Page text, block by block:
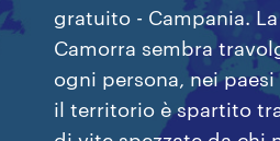
gratuito - Campania.
Camorra sembra
ogni persona, nei
il territorio è spartito